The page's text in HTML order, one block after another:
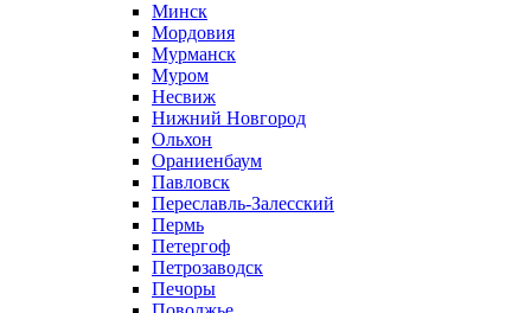
Минск
Мордовия
Мурманск
Муром
Несвиж
Нижний Новгород
Ольхон
Ораниенбаум
Павловск
Переславль-Залесский
Пермь
Петергоф
Петрозаводск
Печоры